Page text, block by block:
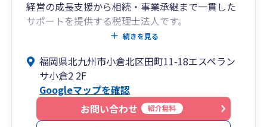
経営の成長支援から相続・事業承継まで一貫した
サポートを提供する税理士法人です。
創業期から成長期、成熟期から承継期に至るま
各フェーズに応じた税務・財務の最適解をご提
案。
クラウド会計の導入支援から月次経営管理まで、
わかりやすくご支援いたします。
続きを見る
福岡県北九州市小倉北区田町11-18エスペラン
サ小倉2 2F
Googleマップを確認
お問い合わせ
紹介無料